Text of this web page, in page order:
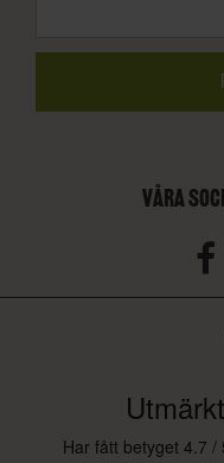
VÅRA